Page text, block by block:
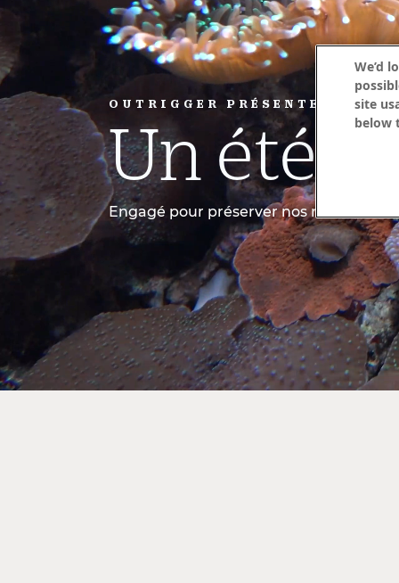
OUTRIGGER PRÉSENTE
Un été
Engagé pour préserver nos récifs
We’d
site
below